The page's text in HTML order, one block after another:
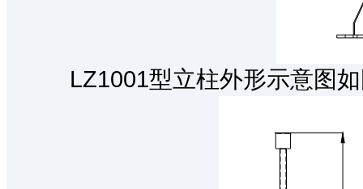
LZ1001型立柱外形示意图如